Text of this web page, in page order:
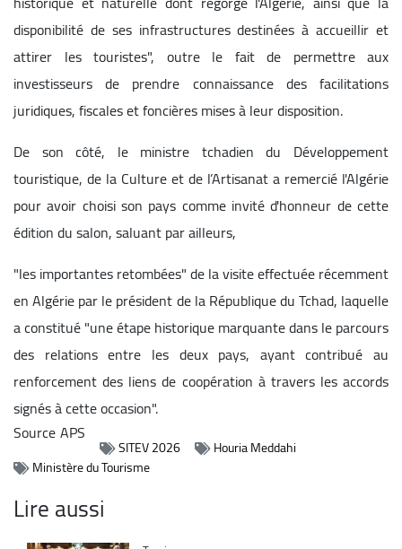
disponibilité de ses infrastructures destinées à accueillir et
attirer les touristes", outre le fait de permettre aux
investisseurs de prendre connaissance des facilitations
juridiques, fiscales et foncières mises à leur disposition.
De son côté, le ministre tchadien du Développement
touristique, de la Culture et de l’Artisanat a remercié l'Algérie
pour avoir choisi son pays comme invité d'honneur de cette
édition du salon, saluant par ailleurs,
"les importantes retombées" de la visite effectuée récemment
en Algérie par le président de la République du Tchad, laquelle
a constitué "une étape historique marquante dans le parcours
des relations entre les deux pays, ayant contribué au
renforcement des liens de coopération à travers les accords
signés à cette occasion".
SourceAPS
SITEV 2026
Houria Meddahi
Ministère du Tourisme
Lire aussi